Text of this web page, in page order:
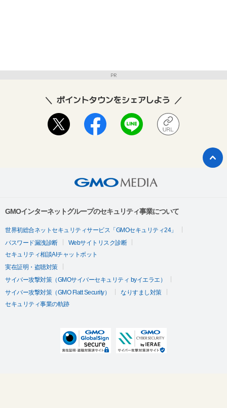
PR
ポイントタウンをシェアしよう
GMOインターネットグループのセキュリティ事業について
世界初総合ネットセキュリティサービス「GMOセキュリティ24」
パスワード漏洩診断
Webサイトリスク診断
セキュリティ相談AIチャットボット
実在証明・盗聴対策
サイバー攻撃対策（GMOサイバーセキュリティ byイエラエ）
サイバー攻撃対策（GMO Flatt Security）
なりすまし対策
セキュリティ事業の軌跡